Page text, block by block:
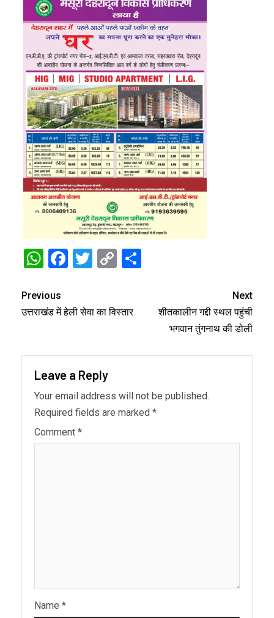
WhatsApp
Facebook
Twitter
Copy
Previous
उत्तराखंड में हेली सेवा का विस्तार
Next
शीतकालीन गद्दी स्थल पहुंची
भगवान तुंगनाथ की डोली
Leave a Reply
Your email address will not be published.
Required fields are marked *
Comment *
Name *